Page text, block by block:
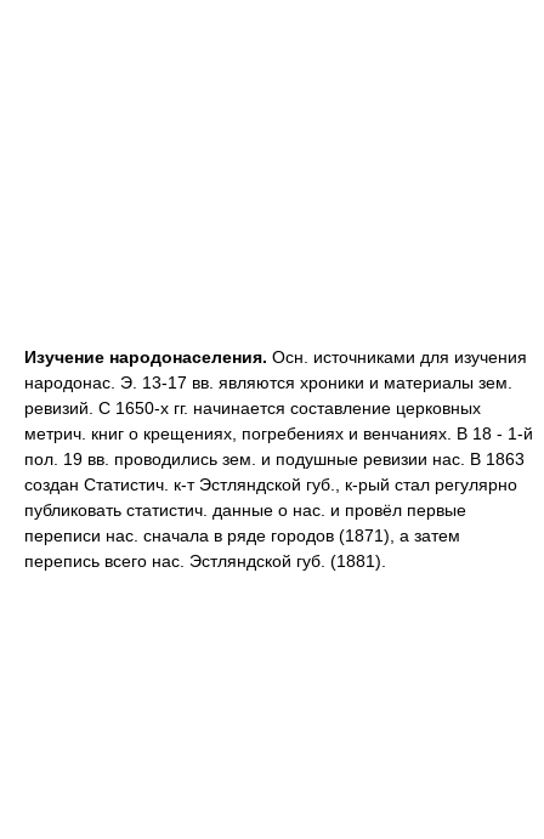
Изучение народонаселения. Осн. источниками для изучения
народонас. Э. 13-17 вв. являются хроники и материалы зем.
ревизий. С 1650-х гг. начинается составление церковных
метрич. книг о крещениях, погребениях и венчаниях. В 18 - 1-й
пол. 19 вв. проводились зем. и подушные ревизии нас. В 1863
создан Статистич. к-т Эстляндской губ., к-рый стал регулярно
публиковать статистич. данные о нас. и провёл первые
переписи нас. сначала в ряде городов (1871), а затем
перепись всего нас. Эстляндской губ. (1881).